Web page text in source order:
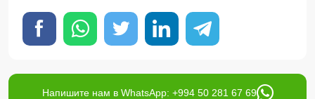
Напишите нам в WhatsApp: +994 50 281 67 69